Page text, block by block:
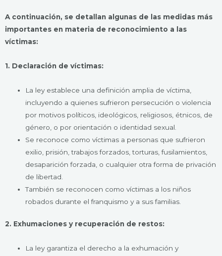
A continuación, se detallan algunas de las medidas más
importantes en materia de reconocimiento a las
víctimas:
1. Declaración de víctimas:
La ley establece una definición amplia de víctima,
incluyendo a quienes sufrieron persecución o violencia
por motivos políticos, ideológicos, religiosos, étnicos, de
género, o por orientación o identidad sexual.
Se reconoce como víctimas a personas que sufrieron
exilio, prisión, trabajos forzados, torturas, fusilamientos,
desaparición forzada, o cualquier otra forma de privación
de libertad.
También se reconocen como víctimas a los niños
robados durante el franquismo y a sus familias.
2. Exhumaciones y recuperación de restos:
La ley garantiza el derecho a la exhumación y